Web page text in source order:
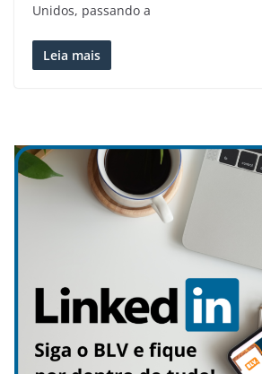
Unidos, passando a
Leia mais